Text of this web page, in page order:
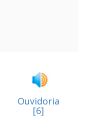
Ouvidoria
[6]